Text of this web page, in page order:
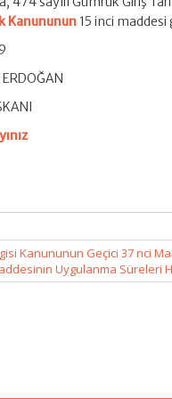
Kanununun 15 inci
Kanununun Geçici 37 nci
Uygulanma Süreleri